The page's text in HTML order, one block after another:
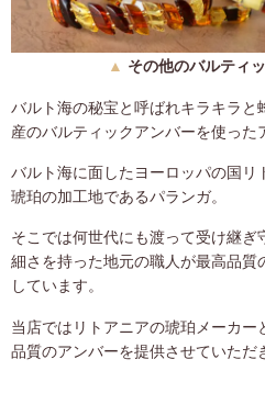
▲ その他のバルティ
バルト海の秘宝と呼ばれキラキラ
産のバルティックアンバーを使った
バルト海に面したヨーロッパの国
琥珀の加工地であるパランガ。
そこでは何世代にも渡って受け継
細さを持った地元の職人が最高品
しています。
当店ではリトアニアの琥珀メーカ
品質のアンバーを提供させていただ